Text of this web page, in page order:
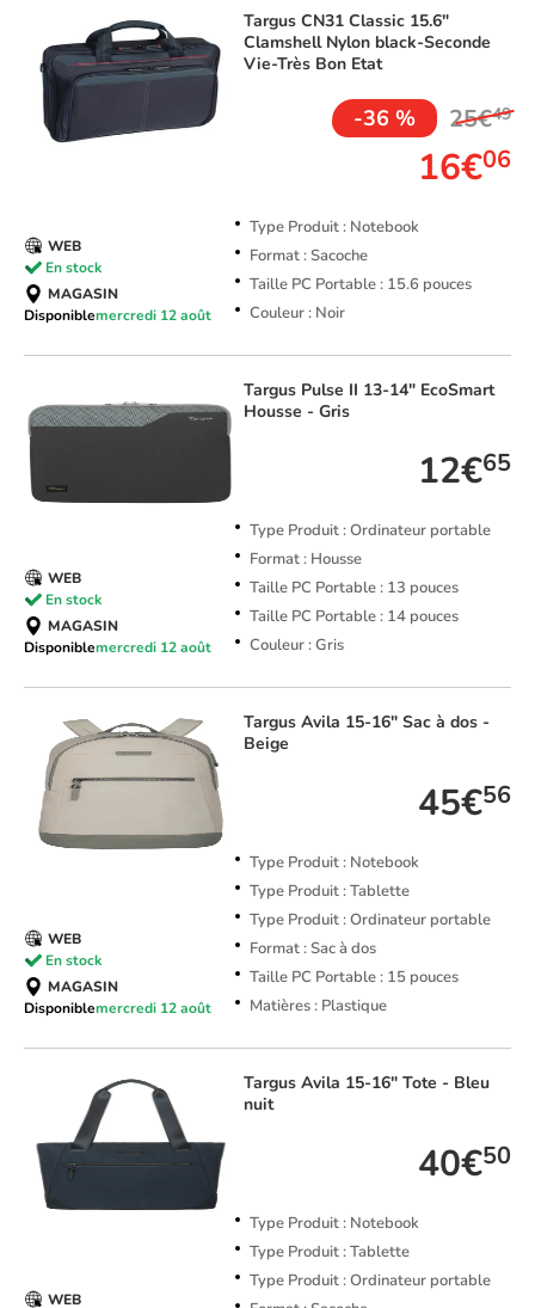
Targus CN31 Classic 15.6"
Clamshell Nylon black-Seconde
Vie-Très Bon Etat
-36 % 25€49
16€06
Type Produit : Notebook
Format : Sacoche
Taille PC Portable : 15.6 pouces
Couleur : Noir
WEB
En stock
MAGASIN
Disponiblemercredi 12 août
Targus Pulse II 13-14" EcoSmart
Housse - Gris
12€65
Type Produit : Ordinateur portable
Format : Housse
Taille PC Portable : 13 pouces
Taille PC Portable : 14 pouces
Couleur : Gris
WEB
En stock
MAGASIN
Disponiblemercredi 12 août
Targus Avila 15-16" Sac à dos -
Beige
45€56
Type Produit : Notebook
Type Produit : Tablette
Type Produit : Ordinateur portable
Format : Sac à dos
Taille PC Portable : 15 pouces
Matières : Plastique
WEB
En stock
MAGASIN
Disponiblemercredi 12 août
Targus Avila 15-16" Tote - Bleu
nuit
40€50
Type Produit : Notebook
Type Produit : Tablette
Type Produit : Ordinateur portable
WEB